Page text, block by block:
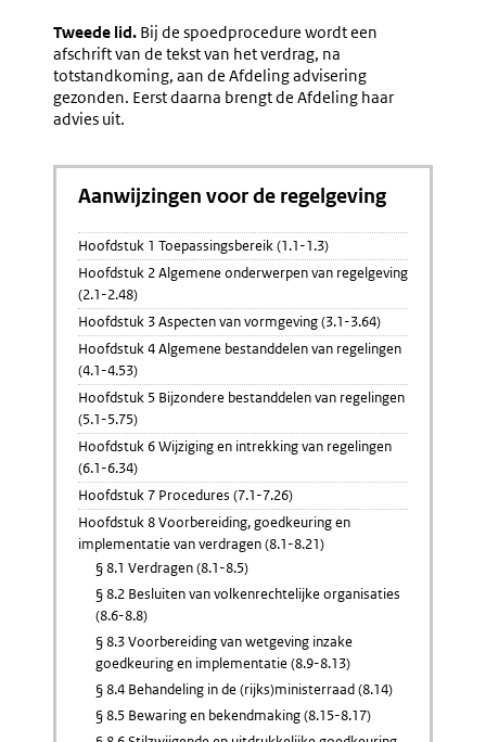
Tweede lid. Bij de spoedprocedure wordt een
afschrift van de tekst van het verdrag, na
totstandkoming, aan de Afdeling advisering
gezonden. Eerst daarna brengt de Afdeling haar
advies uit.
Aanwijzingen voor de regelgeving
Hoofdstuk 1 Toepassingsbereik (1.1-1.3)
Hoofdstuk 2 Algemene onderwerpen van regelgeving
(2.1-2.48)
Hoofdstuk 3 Aspecten van vormgeving (3.1-3.64)
Hoofdstuk 4 Algemene bestanddelen van regelingen
(4.1-4.53)
Hoofdstuk 5 Bijzondere bestanddelen van regelingen
(5.1-5.75)
Hoofdstuk 6 Wijziging en intrekking van regelingen
(6.1-6.34)
Hoofdstuk 7 Procedures (7.1-7.26)
Hoofdstuk 8 Voorbereiding, goedkeuring en
implementatie van verdragen (8.1-8.21)
§ 8.1 Verdragen (8.1-8.5)
§ 8.2 Besluiten van volkenrechtelijke organisaties
(8.6-8.8)
§ 8.3 Voorbereiding van wetgeving inzake
goedkeuring en implementatie (8.9-8.13)
§ 8.4 Behandeling in de (rijks)ministerraad (8.14)
§ 8.5 Bewaring en bekendmaking (8.15-8.17)